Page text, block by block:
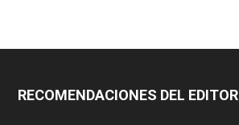
RECOMENDACIONES DEL EDITOR